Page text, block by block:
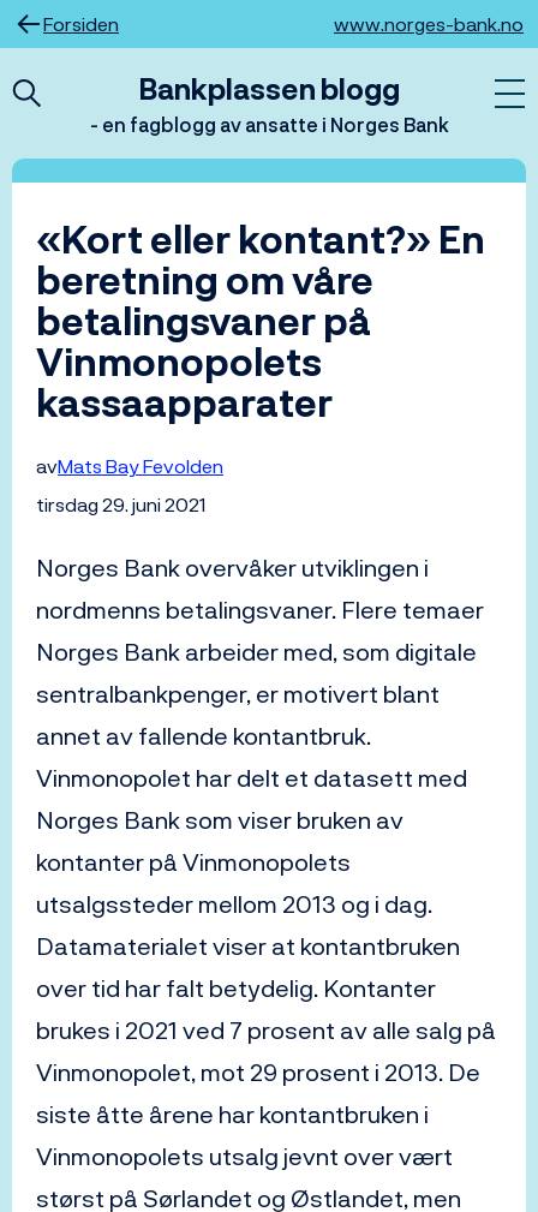
Hopp
til
Forsiden www.norges-bank.no
Bankplassen blogg
- en fagblogg av ansatte i Norges Bank
«Kort eller kontant?» En
beretning om våre
betalingsvaner på
Vinmonopolets
kassaapparater
avMats Bay Fevolden
tirsdag 29. juni 2021
Norges Bank overvåker utviklingen i
nordmenns betalingsvaner. Flere temaer
Norges Bank arbeider med, som digitale
sentralbankpenger, er motivert blant
annet av fallende kontantbruk.
Vinmonopolet har delt et datasett med
Norges Bank som viser bruken av
kontanter på Vinmonopolets
utsalgssteder mellom 2013 og i dag.
Datamaterialet viser at kontantbruken
over tid har falt betydelig. Kontanter
brukes i 2021 ved 7 prosent av alle salg på
Vinmonopolet, mot 29 prosent i 2013. De
siste åtte årene har kontantbruken i
Vinmonopolets utsalg jevnt over vært
størst på Sørlandet og Østlandet, men